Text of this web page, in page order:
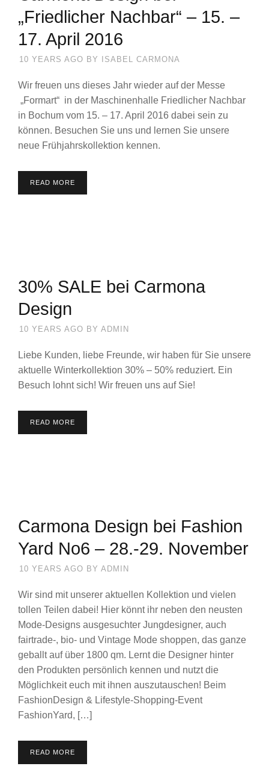
„Friedlicher Nachbar“ – 15. –
17. April 2016
10 YEARS AGO BY ISABEL CARMONA
Wir freuen uns dieses Jahr wieder auf der Messe
„Formart“ in der Maschinenhalle Friedlicher Nachbar
in Bochum vom 15. – 17. April 2016 dabei sein zu
können. Besuchen Sie uns und lernen Sie unsere
neue Frühjahrskollektion kennen.
READ MORE
30% SALE bei Carmona
Design
10 YEARS AGO BY ADMIN
Liebe Kunden, liebe Freunde, wir haben für Sie unsere
aktuelle Winterkollektion 30% – 50% reduziert. Ein
Besuch lohnt sich! Wir freuen uns auf Sie!
READ MORE
Carmona Design bei Fashion
Yard No6 – 28.-29. November
10 YEARS AGO BY ADMIN
Wir sind mit unserer aktuellen Kollektion und vielen
tollen Teilen dabei! Hier könnt ihr neben den neusten
Mode-Designs ausgesuchter Jungdesigner, auch
fairtrade-, bio- und Vintage Mode shoppen, das ganze
geballt auf über 1800 qm. Lernt die Designer hinter
den Produkten persönlich kennen und nutzt die
Möglichkeit euch mit ihnen auszutauschen! Beim
FashionDesign & Lifestyle-Shopping-Event
FashionYard, […]
READ MORE